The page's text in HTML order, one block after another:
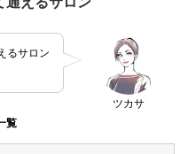
ツカサ
るサロン
覧